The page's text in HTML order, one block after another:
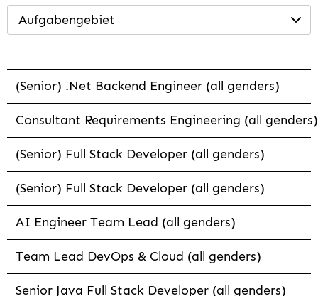
Aufgabengebiet
(Senior) .Net Backend Engineer (all genders)
Consultant Requirements Engineering (all genders)
(Senior) Full Stack Developer (all genders)
(Senior) Full Stack Developer (all genders)
AI Engineer Team Lead (all genders)
Team Lead DevOps & Cloud (all genders)
Senior Java Full Stack Developer (all genders)